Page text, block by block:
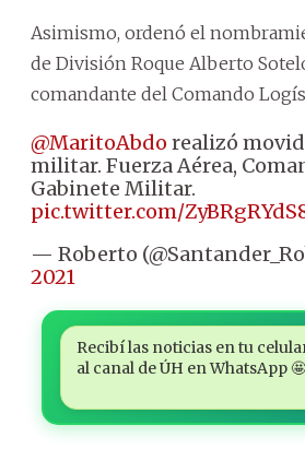
Asimismo, ordenó el
de División Roque Alberto
comandante del Comando
@MaritoAbdo realizó
militar. Fuerza Aérea,
Gabinete Militar.
pic.twitter.com/
— Roberto
2021
Recibí las noticias en tu
al canal de ÚH en WhatsApp 🤩